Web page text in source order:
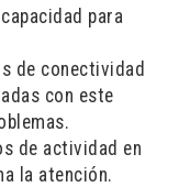
para
de conectividad
con este
de actividad en
la atención.